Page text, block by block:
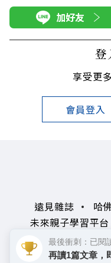
加好友
登
享受更
會員登入
遠見雜誌 哈
未來親子學習平台
最後衝刺：已閱
再讀1篇文章，